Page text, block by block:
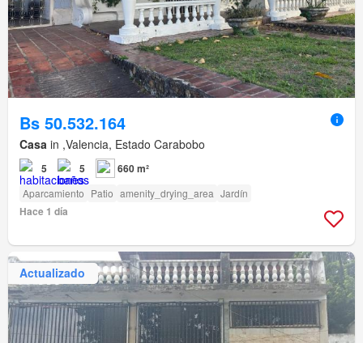
Bs 50.532.164
Casa in ,Valencia, Estado Carabobo
5 5 660 m²
Aparcamiento Patio amenity_drying_area Jardín
Hace 1 día
Actualizado